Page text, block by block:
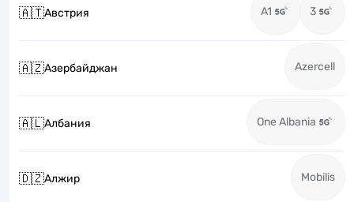
🇦🇹Австрия A1 3
🇦🇿Азербайджан Azercell
🇦🇱Албания One Albania
🇩🇿Алжир Mobilis